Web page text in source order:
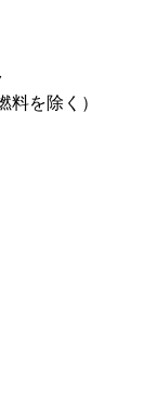
料を除く）